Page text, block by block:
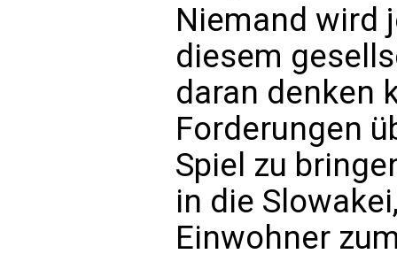
Niemand wird
diesem
daran denken
Forderungen
Spiel zu
in die
Einwohner